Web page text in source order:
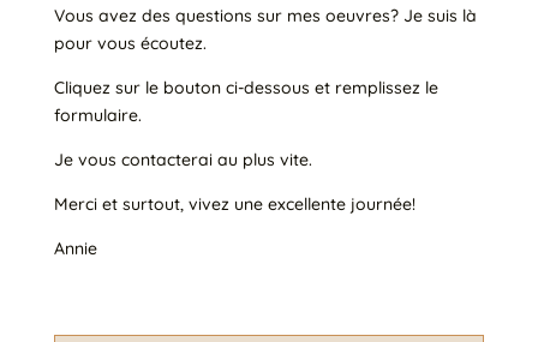
Vous avez des questions sur mes oeuvres? Je suis là
pour vous écoutez.
Cliquez sur le bouton ci-dessous et remplissez le
formulaire.
Je vous contacterai au plus vite.
Merci et surtout, vivez une excellente journée!
Annie